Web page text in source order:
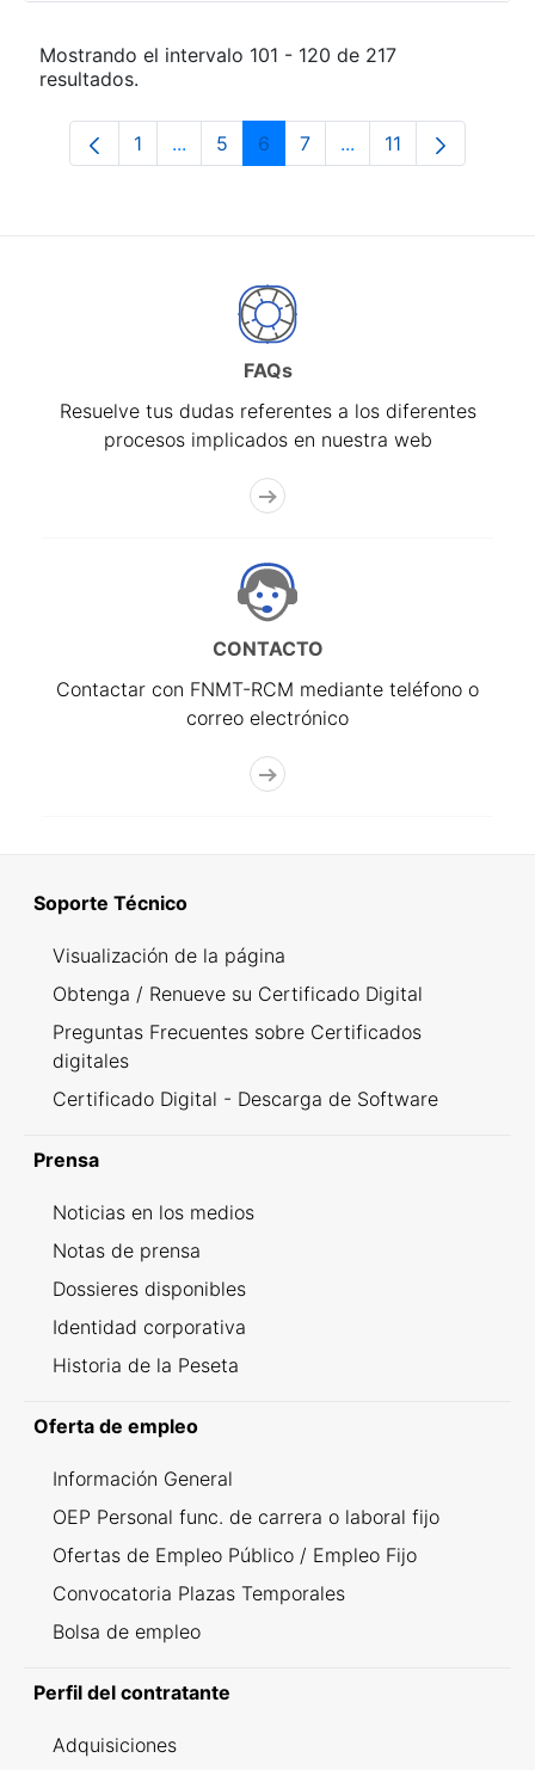
Mostrando el intervalo 101 - 120 de 217
resultados.
Página
1 ...Páginas intermedias Use TAB para
Página
5 Página
6 Página
7 ...Páginas intermedias
Página
11
FAQs
Resuelve tus dudas referentes a los diferentes
procesos implicados en nuestra web
CONTACTO
Contactar con FNMT-RCM mediante teléfono o
correo electrónico
Soporte Técnico
Visualización de la página
Obtenga / Renueve su Certificado Digital
Preguntas Frecuentes sobre Certificados
digitales
Certificado Digital - Descarga de Software
Prensa
Noticias en los medios
Notas de prensa
Dossieres disponibles
Identidad corporativa
Historia de la Peseta
Oferta de empleo
Información General
OEP Personal func. de carrera o laboral fijo
Ofertas de Empleo Público / Empleo Fijo
Convocatoria Plazas Temporales
Bolsa de empleo
Perfil del contratante
Adquisiciones